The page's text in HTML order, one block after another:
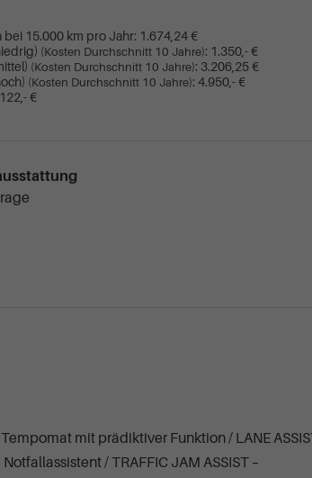
bei 15.000 km pro Jahr: 1.674,24 €
(Kosten Durchschnitt 10 Jahre): 1.350,- €
(Kosten Durchschnitt 10 Jahre): 3.206,25 €
(Kosten Durchschnitt 10 Jahre): 4.950,- €
122,- €
mit prädiktiver Funktion / LANE
/ TRAFFIC JAM ASSIST –